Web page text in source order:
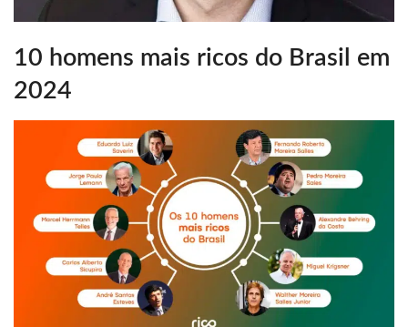
10 homens mais ricos do Brasil em
2024